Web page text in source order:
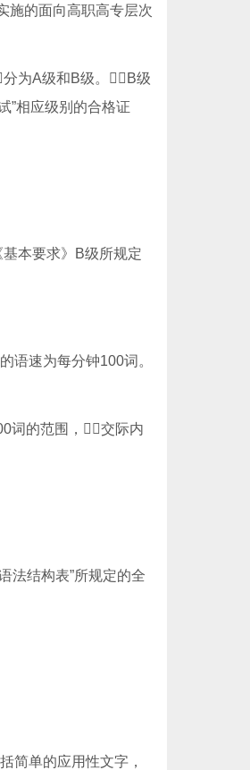
施的面向高职高专层次
分为A级和B级。B级
”相应级别的合格证
本要求》B级所规定
语速为每分钟100词。
词的范围，交际内
法结构表”所规定的全
单的应用性文字，